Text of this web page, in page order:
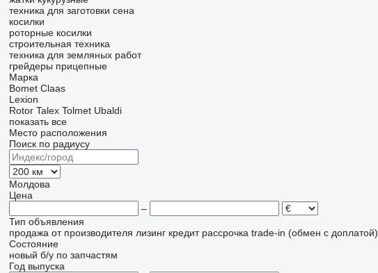
техника для заготовки сена
косилки
роторные косилки
строительная техника
техника для земляных работ
грейдеры прицепные
Марка
Bomet Claas
Lexion
Rotor Talex Tolmet Ubaldi
показать все
Место расположения
Поиск по радиусу
Молдова
Цена
–
Тип объявления
продажа от производителя лизинг кредит рассрочка trade-in (обмен с доплатой)
Состояние
новый б/у по запчастям
Год выпуска